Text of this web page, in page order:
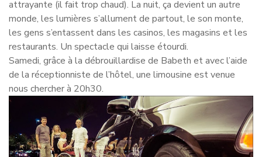
attrayante (il fait trop chaud). La nuit, ça devient un autre
monde, les lumières s’allument de partout, le son monte,
les gens s’entassent dans les casinos, les magasins et les
restaurants. Un spectacle qui laisse étourdi.
Samedi, grâce à la débrouillardise de Babeth et avec l’aide
de la réceptionniste de l’hôtel, une limousine est venue
nous chercher à 20h30.